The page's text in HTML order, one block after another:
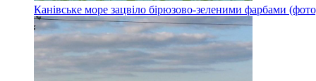
Канівське море зацвіло бірюзово-зеленими фарбами